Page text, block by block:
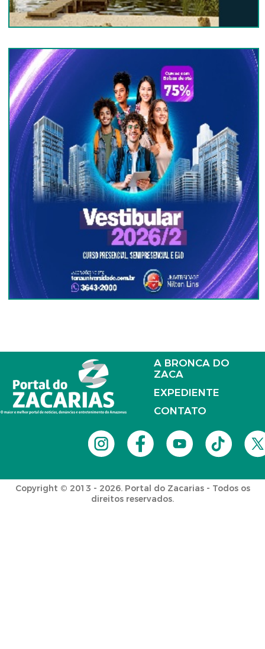
A BRONCA DO
ZACA
EXPEDIENTE
CONTATO
Copyright © 2013 - 2026. Portal do Zacarias - Todos os
direitos reservados.